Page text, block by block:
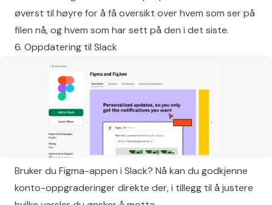
øverst til høyre for å få oversikt over hvem som ser på
filen nå, og hvem som har sett på den i det siste.
6. Oppdatering til Slack
Bruker du Figma-appen i Slack? Nå kan du godkjenne
konto-oppgraderinger direkte der, i tillegg til å justere